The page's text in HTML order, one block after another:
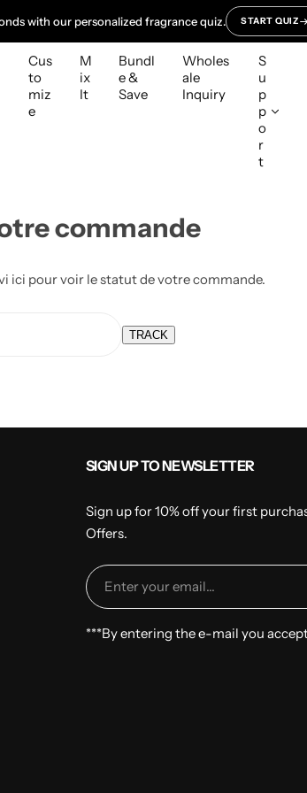
with our personalized fragrance quiz. START QUIZ
Cus
to
miz
e
M
ix
It
Bundl
e &
Save
Wholes
ale
Inquiry
S
u
p
p
o
r
t
commande
ici pour voir le statut de votre commande.
SIGN UP TO NEWSLETTER
Sign up for 10% off your first
Offers.
Enter your email...
***By entering the e-mail you